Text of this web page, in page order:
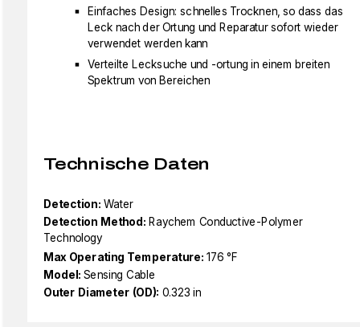
Einfaches Design: schnelles Trocknen, so dass das
Leck nach der Ortung und Reparatur sofort wieder
verwendet werden kann
Verteilte Lecksuche und -ortung in einem breiten
Spektrum von Bereichen
Technische Daten
Detection: Water
Detection Method: Raychem Conductive-Polymer
Technology
Max Operating Temperature: 176 °F
Model: Sensing Cable
Outer Diameter (OD): 0.323 in